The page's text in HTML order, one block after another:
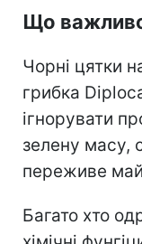
Що
Чорні цятки
грибка
ігнорувати
зелену масу,
переживе
Багато хто